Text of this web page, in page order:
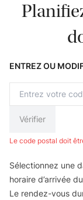
ENTREZ OU
Vérifier
Le code postal doit
Sélectionnez une
horaire d’arrivée
Le rendez-vous